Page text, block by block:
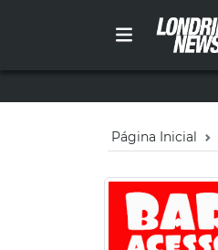
Página Inicial